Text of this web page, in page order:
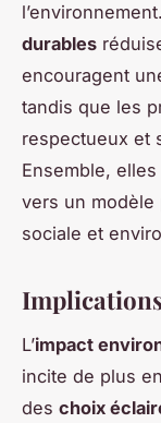
durables
encouragent
tandis que les
respectueux et
Ensemble,
vers un
sociale et
L’impact
incite de plus
des choix